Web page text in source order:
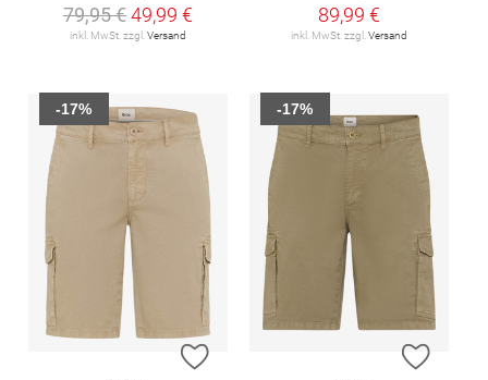
79,95 €49,99 €
inkl. MwSt. zzgl. Versand
89,99 €
inkl. MwSt. zzgl. Versand
ZUR WUNSCHLISTE HINZUFÜGEN
-17%
ZUR
-17%